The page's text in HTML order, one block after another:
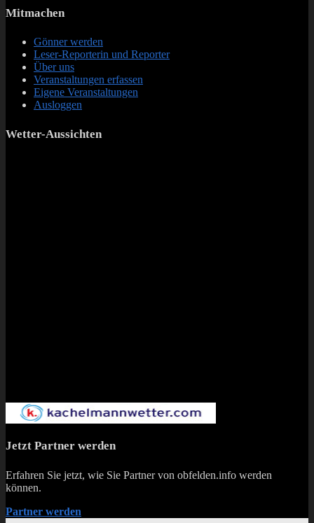
Mitmachen
Gönner werden
Leser-Reporterin und Reporter
Über uns
Veranstaltungen erfassen
Eigene Veranstaltungen
Ausloggen
Wetter-Aussichten
Jetzt Partner werden
Erfahren Sie jetzt, wie Sie Partner von obfelden.info werden
können.
Partner werden